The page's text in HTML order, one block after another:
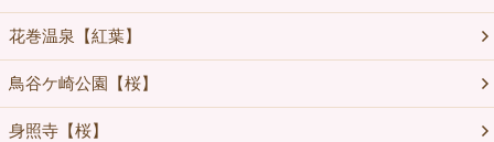
花巻温泉【紅葉】
鳥谷ケ崎公園【桜】
身照寺【桜】